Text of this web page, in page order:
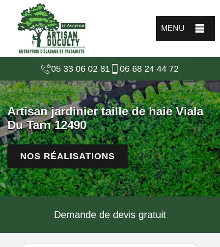
MENU
05 33 06 02 81 06 68 24 44 72
Artisan jardinier taille de haie Viala
Du Tarn 12490
NOS RÉALISATIONS
Demande de devis gratuit